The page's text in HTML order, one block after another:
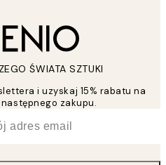
ŚWIATA SZTUKI
i uzyskaj 15% rabatu na
zakupu.